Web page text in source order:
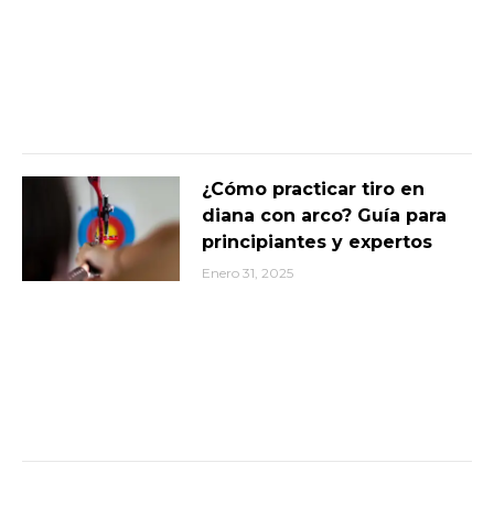
¿Cómo practicar tiro en
diana con arco? Guía para
principiantes y expertos
Enero 31, 2025